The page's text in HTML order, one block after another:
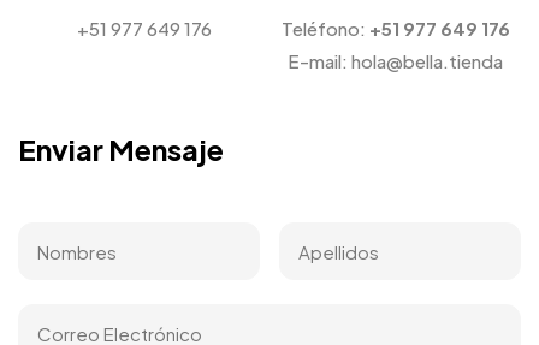
+51 977 649 176 Teléfono: +51 977 649 176
E-mail: hola@bella.tienda
Enviar Mensaje